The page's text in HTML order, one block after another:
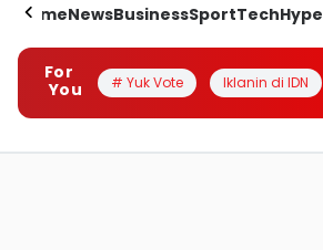
HomeNewsBusinessSportTechHype
For
You
# Yuk Vote Iklanin di IDN